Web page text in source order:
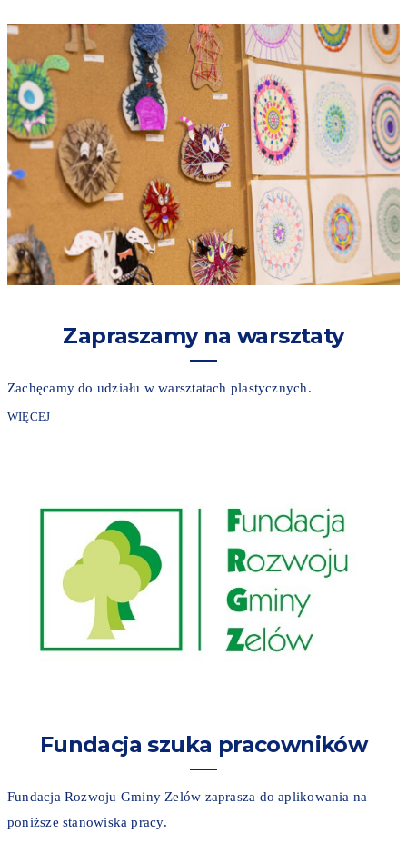
Zapraszamy na warsztaty
Zachęcamy do udziału w warsztatach plastycznych.
WIĘCEJ
Fundacja szuka pracowników
Fundacja Rozwoju Gminy Zelów zaprasza do aplikowania na
poniższe stanowiska pracy.